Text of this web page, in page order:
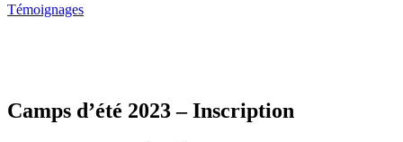
Témoignages
Camps d’été 2023 – Inscription